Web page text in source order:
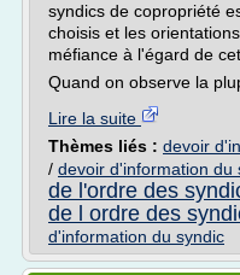
syndics de copropriété
choisis et les
méfiance à l'égard de
Quand on observe la
Lire la suite
Thèmes liés : devoir
/ devoir d'information du
de l'ordre des
de l ordre des
d'information du syndic